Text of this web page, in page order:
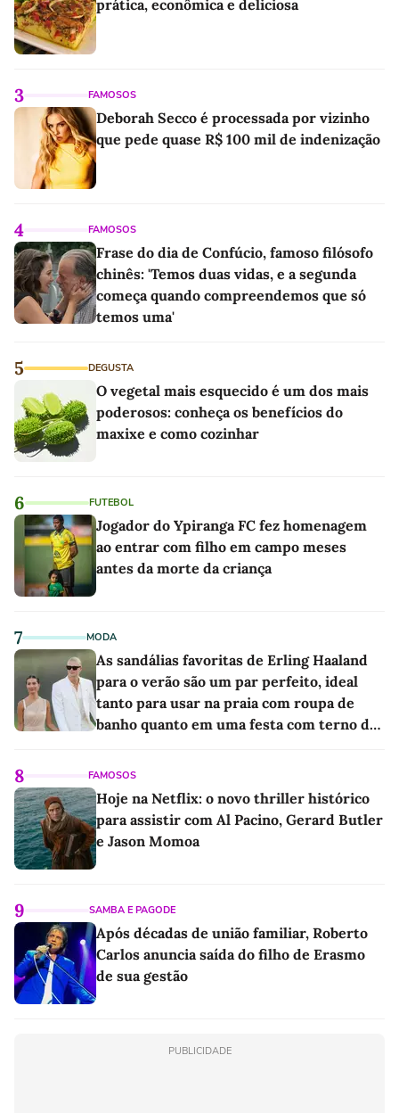
prática, econômica e deliciosa
3 FAMOSOS
Deborah Secco é processada por vizinho
que pede quase R$ 100 mil de indenização
4 FAMOSOS
Frase do dia de Confúcio, famoso filósofo
chinês: 'Temos duas vidas, e a segunda
começa quando compreendemos que só
temos uma'
5 DEGUSTA
O vegetal mais esquecido é um dos mais
poderosos: conheça os benefícios do
maxixe e como cozinhar
6 FUTEBOL
Jogador do Ypiranga FC fez homenagem
ao entrar com filho em campo meses
antes da morte da criança
7 MODA
As sandálias favoritas de Erling Haaland
para o verão são um par perfeito, ideal
tanto para usar na praia com roupa de
banho quanto em uma festa com terno de
8 FAMOSOS
Hoje na Netflix: o novo thriller histórico
para assistir com Al Pacino, Gerard Butler
e Jason Momoa
9 SAMBA E PAGODE
Após décadas de união familiar, Roberto
Carlos anuncia saída do filho de Erasmo
de sua gestão
PUBLICIDADE